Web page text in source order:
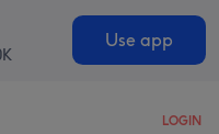
Use app
LOGIN